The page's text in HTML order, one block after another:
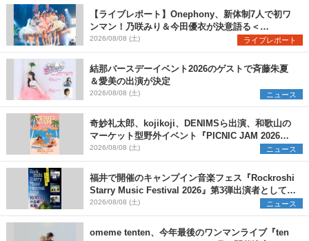
【ライブレポート】Onephony、新体制7人で初ワ
ンマン！乃咲みり＆今田優衣が決意語る＜
Onephony新体制1st Oneman Live はじまりの夏
＞
2026/08/08 (土) ライブレポート
結那バースデーイベント2026のゲストで斉藤朱夏
＆愛美の出演が決定
2026/08/08 (土) ニュース
奇妙礼太郎、kojikoji、DENIMSら出演、和歌山の
マーケット型野外イベント『PICNIC JAM 2026』
早割チケット発売開始
2026/08/08 (土) ニュース
福井で開催のキャンプイン音楽フェス『Rockroshi
Starry Music Festival 2026』第3弾出演者として
SCOOBIE DO、かりゆし58、Reiを発表
2026/08/08 (土) ニュース
omeme tenten、今年最後のワンマンライブ『ten